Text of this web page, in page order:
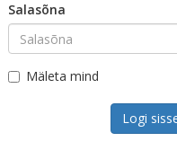
Salasõna
Mäleta mind